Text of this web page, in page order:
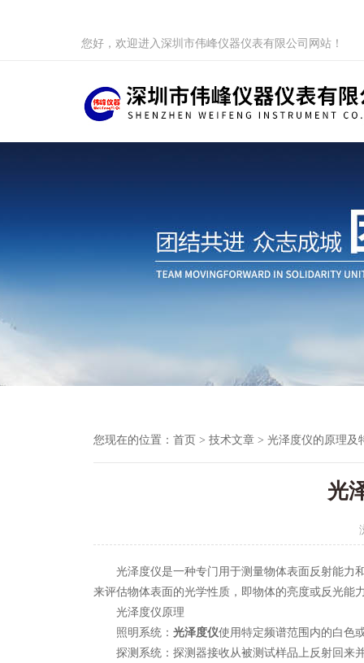
您好，欢迎进入深圳市伟峰仪器仪表有限公司网站！
您现在的位置： 首页 > 技术文章 > 光泽度仪的原理及
光
光泽度仪是一种专门用于测量物体表面反射能力和
来评估物体表面的光学性质，即物体的亮度或反光能
光泽度仪原理
照明系统： 光泽度仪使用特定频谱范围内的白色
探测系统：探测器接收从被测试样品上反射回来